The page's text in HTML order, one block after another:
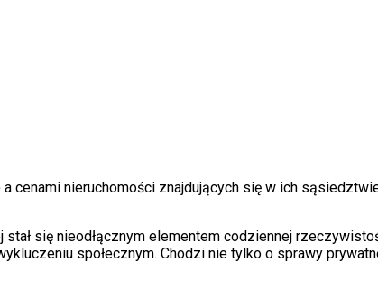
cenami nieruchomości znajdujących się w ich
się nieodłącznym elementem codziennej
społecznym. Chodzi nie tylko o sprawy